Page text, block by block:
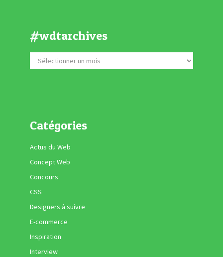
#wdtarchives
Catégories
Actus du Web
Concept Web
Concours
CSS
Designers à suivre
E-commerce
Inspiration
Interview